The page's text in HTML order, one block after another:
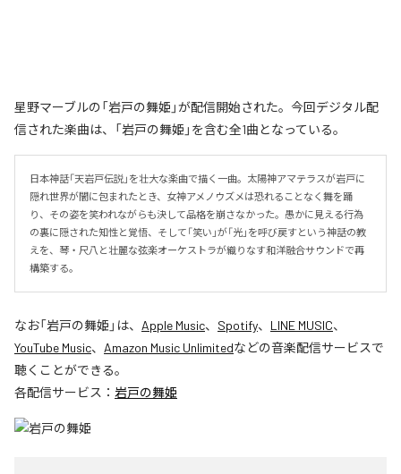
星野マーブルの「岩戸の舞姫」が配信開始された。今回デジタル配
信された楽曲は、「岩戸の舞姫」を含む全1曲となっている。
日本神話「天岩戸伝説」を壮大な楽曲で描く一曲。太陽神アマテラスが岩戸に
隠れ世界が闇に包まれたとき、女神アメノウズメは恐れることなく舞を踊
り、その姿を笑われながらも決して品格を崩さなかった。愚かに見える行為
の裏に隠された知性と覚悟、そして「笑い」が「光」を呼び戻すという神話の教
えを、琴・尺八と壮麗な弦楽オーケストラが織りなす和洋融合サウンドで再
構築する。
なお「岩戸の舞姫 」は、 Apple Music、 Spotify、 LINE MUSIC、
YouTube Music、 Amazon Music Unlimitedなどの音楽配信サービスで
聴くことができる。
各配信サービス： 岩戸の舞姫